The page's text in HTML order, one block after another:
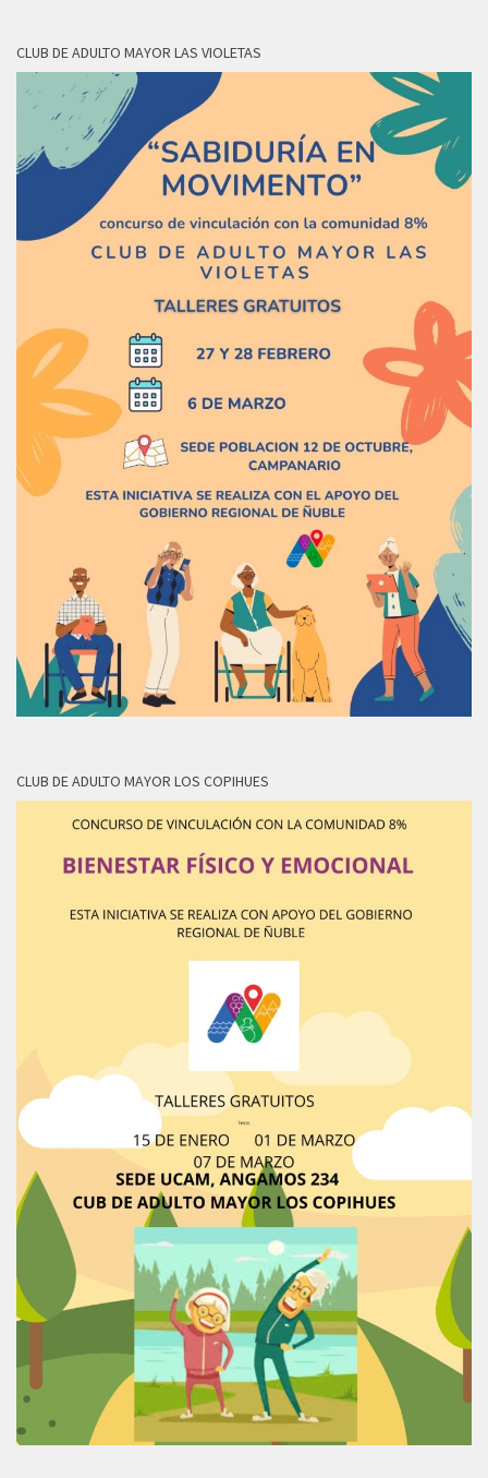
CLUB DE ADULTO MAYOR LAS VIOLETAS
CLUB DE ADULTO MAYOR LOS COPIHUES